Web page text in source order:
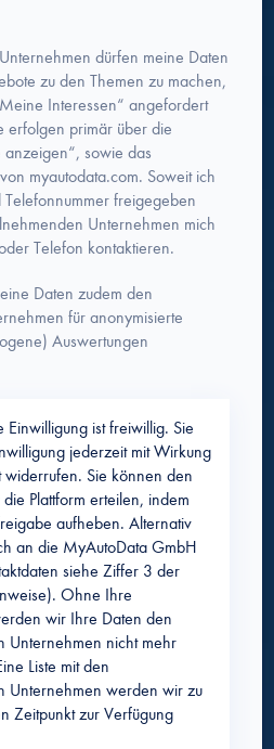
dürfen meine Daten
zu den Themen zu machen,
Interessen“ angefordert
erfolgen primär über die
anzeigen“, sowie das
myautodata.com. Soweit ich
freigegeben
Unternehmen mich
Telefon kontaktieren.
Daten zudem den
für anonymisierte
Auswertungen
Einwilligung ist freiwillig. Sie
jederzeit mit Wirkung
widerrufen. Sie können den
Plattform erteilen, indem
aufheben. Alternativ
an die MyAutoData GmbH
siehe Ziffer 3 der
Ohne Ihre
wir Ihre Daten den
Unternehmen nicht mehr
Liste mit den
Unternehmen werden wir zu
Zeitpunkt zur Verfügung